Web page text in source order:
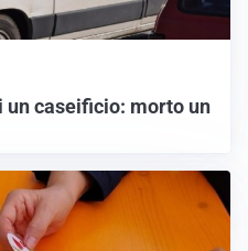
un caseificio: morto un